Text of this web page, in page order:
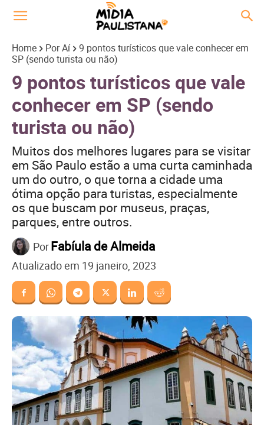
Home Por Aí
9 pontos turísticos que vale conhecer em
SP (sendo turista ou não)
9 pontos turísticos que vale
conhecer em SP (sendo
turista ou não)
Muitos dos melhores lugares para se visitar
em São Paulo estão a uma curta caminhada
um do outro, o que torna a cidade uma
ótima opção para turistas, especialmente
os que buscam por museus, praças,
parques, entre outros.
PorFabíula de Almeida
Atualizado em 19 janeiro, 2023